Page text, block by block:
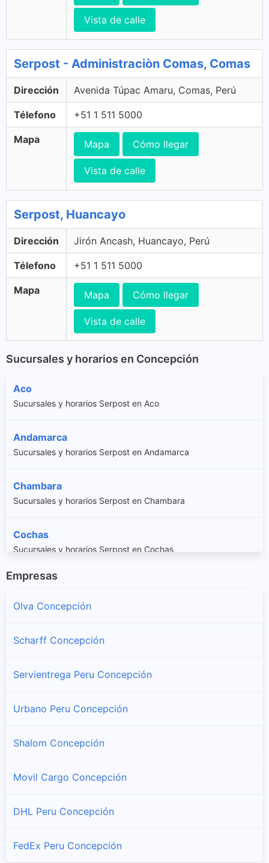
Vista de calle
Serpost - Administraciòn Comas, Comas
Dirección Avenida Túpac Amaru, Comas, Perú
Télefono +51 1 511 5000
Mapa Mapa Cómo llegar
Vista de calle
Serpost, Huancayo
Dirección Jirón Ancash, Huancayo, Perú
Télefono +51 1 511 5000
Mapa Mapa Cómo llegar
Vista de calle
Sucursales y horarios en Concepción
Aco
Sucursales y horarios Serpost en Aco
Andamarca
Sucursales y horarios Serpost en Andamarca
Chambara
Sucursales y horarios Serpost en Chambara
Cochas
Sucursales y horarios Serpost en Cochas
Comas
Sucursales y horarios Serpost en Concepcion
Heroinas Toledo
Sucursales y horarios Serpost en Manzanares
Mariscal Castilla
Sucursales y horarios Serpost en Matahuasi
Empresas
Olva Concepción
Scharff Concepción
Servientrega Peru Concepción
Urbano Peru Concepción
Shalom Concepción
Movil Cargo Concepción
DHL Peru Concepción
FedEx Peru Concepción